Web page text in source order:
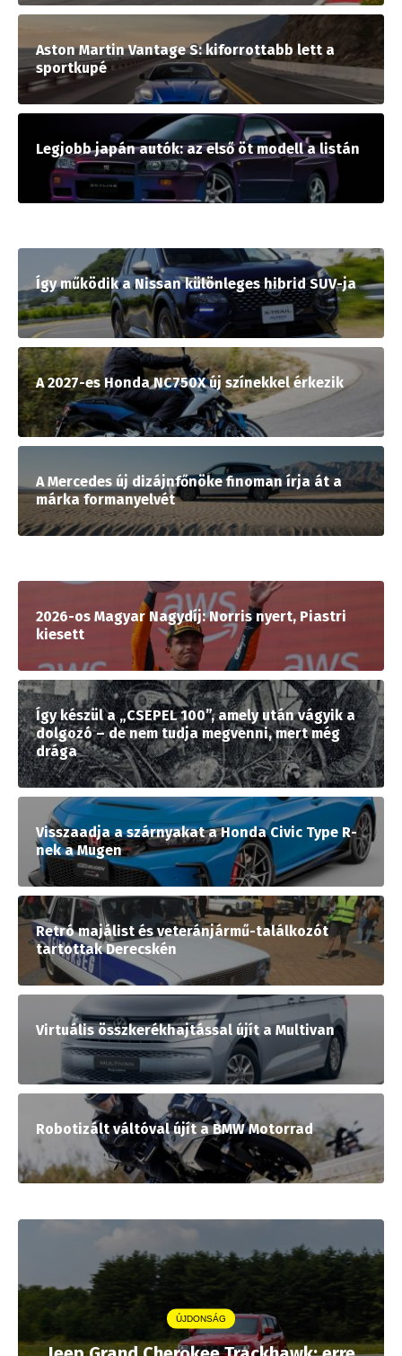
Aston Martin Vantage S: kiforrottabb lett a
sportkupé
Legjobb japán autók: az első öt modell a listán
Így működik a Nissan különleges hibrid SUV-ja
A 2027-es Honda NC750X új színekkel érkezik
A Mercedes új dizájnfőnöke finoman írja át a
márka formanyelvét
2026-os Magyar Nagydíj: Norris nyert, Piastri
kiesett
Így készül a „CSEPEL 100”, amely után vágyik a
dolgozó – de nem tudja megvenni, mert még
drága
Visszaadja a szárnyakat a Honda Civic Type R-
nek a Mugen
Retró majálist és veteránjármű-találkozót
tartottak Derecskén
Virtuális összkerékhajtással újít a Multivan
Robotizált váltóval újít a BMW Motorrad
ÚJDONSÁG